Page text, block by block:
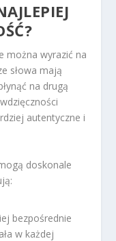
można wyrazić na
słowa mają
na drugą
autentyczne i
doskonale
bezpośrednie
w każdej